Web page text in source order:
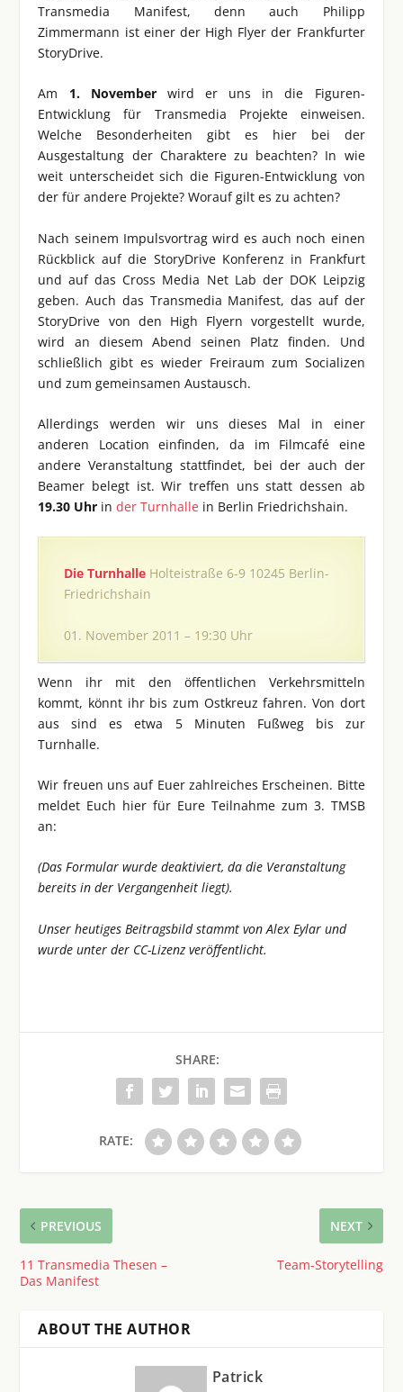
Transmedia Manifest, denn auch Philipp
Zimmermann ist einer der High Flyer der Frankfurter
StoryDrive.
Am 1. Novemberwird er uns in die Figuren-
Entwicklung für Transmedia Projekte einweisen.
Welche Besonderheiten gibt es hier bei der
Ausgestaltung der Charaktere zu beachten? In wie
weit unterscheidet sich die Figuren-Entwicklung von
der für andere Projekte? Worauf gilt es zu achten?
Nach seinem Impulsvortrag wird es auch noch einen
Rückblick auf die StoryDrive Konferenz in Frankfurt
und auf das Cross Media Net Lab der DOK Leipzig
geben. Auch das Transmedia Manifest, das auf der
StoryDrive von den High Flyern vorgestellt wurde,
wird an diesem Abend seinen Platz finden. Und
schließlich gibt es wieder Freiraum zum Socializen
und zum gemeinsamen Austausch.
Allerdings werden wir uns dieses Mal in einer
anderen Location einfinden, da im Filmcafé eine
andere Veranstaltung stattfindet, bei der auch der
Beamer belegt ist. Wir treffen uns statt dessen ab
19.30 Uhr inder Turnhalle in Berlin Friedrichshain.
Die Turnhalle Holteistraße 6-9 10245 Berlin-
Friedrichshain
01. November 2011 – 19:30 Uhr
Wenn ihr mit den öffentlichen Verkehrsmitteln
kommt, könnt ihr bis zum Ostkreuz fahren. Von dort
aus sind es etwa 5 Minuten Fußweg bis zur
Turnhalle.
Wir freuen uns auf Euer zahlreiches Erscheinen. Bitte
meldet Euch hier für Eure Teilnahme zum 3. TMSB
an:
(Das Formular wurde deaktiviert, da die Veranstaltung
bereits in der Vergangenheit liegt).
Unser heutiges Beitragsbild stammt von Alex Eylar und
wurde unter der CC-Lizenz veröffentlicht.
SHARE:
RATE:
PREVIOUS
11 Transmedia Thesen –
Das Manifest
NEXT
Team-Storytelling
ABOUT THE AUTHOR
Patrick